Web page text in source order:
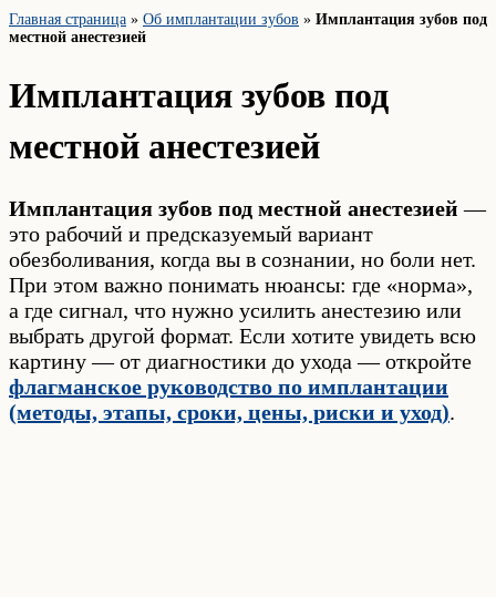
Главная страница » Об имплантации зубов » Имплантация зубов под
местной анестезией
Имплантация зубов под
местной анестезией
Имплантация зубов под местной анестезией —
это рабочий и предсказуемый вариант
обезболивания, когда вы в сознании, но боли нет.
При этом важно понимать нюансы: где «норма»,
а где сигнал, что нужно усилить анестезию или
выбрать другой формат. Если хотите увидеть всю
картину — от диагностики до ухода — откройте
флагманское руководство по имплантации
(методы, этапы, сроки, цены, риски и уход).